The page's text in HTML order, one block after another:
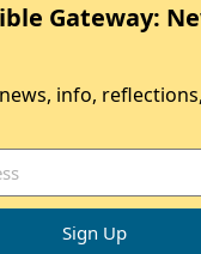
Gateway:
info,